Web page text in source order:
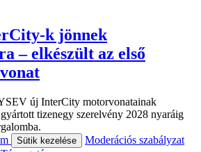
k jönnek
– elkészült az első
új InterCity motorvonatainak
tizenegy szerelvény 2028 nyaráig
Sütik kezelése
Moderációs szabályzat